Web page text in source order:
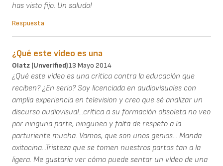
has visto fijo. Un saludo!
Respuesta
¿Qué este vídeo es una
Olatz (unverified)13 Mayo 2014
¿Qué este vídeo es una crítica contra la educación que
reciben? ¿En serio? Soy licenciada en audiovisuales con
amplia experiencia en television y creo que sé analizar un
discurso audiovisual...crítica a su formación obsoleta no veo
por ninguna parte, ninguneo y falta de respeto a la
parturiente mucha. Vamos, que son unos genios... Manda
oxitocina...Tristeza que se tomen nuestros partos tan a la
ligera. Me gustaria ver cómo puede sentar un vídeo de una